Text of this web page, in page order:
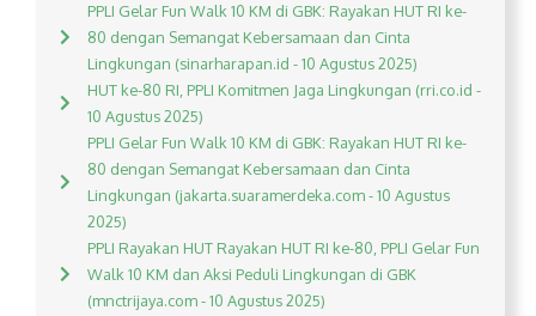
PPLI Gelar Fun Walk 10 KM di GBK: Rayakan HUT RI ke-
80 dengan Semangat Kebersamaan dan Cinta
Lingkungan (sinarharapan.id - 10 Agustus 2025)
HUT ke-80 RI, PPLI Komitmen Jaga Lingkungan (rri.co.id -
10 Agustus 2025)
PPLI Gelar Fun Walk 10 KM di GBK: Rayakan HUT RI ke-
80 dengan Semangat Kebersamaan dan Cinta
Lingkungan (jakarta.suaramerdeka.com - 10 Agustus
2025)
PPLI Rayakan HUT Rayakan HUT RI ke-80, PPLI Gelar Fun
Walk 10 KM dan Aksi Peduli Lingkungan di GBK
(mnctrijaya.com - 10 Agustus 2025)